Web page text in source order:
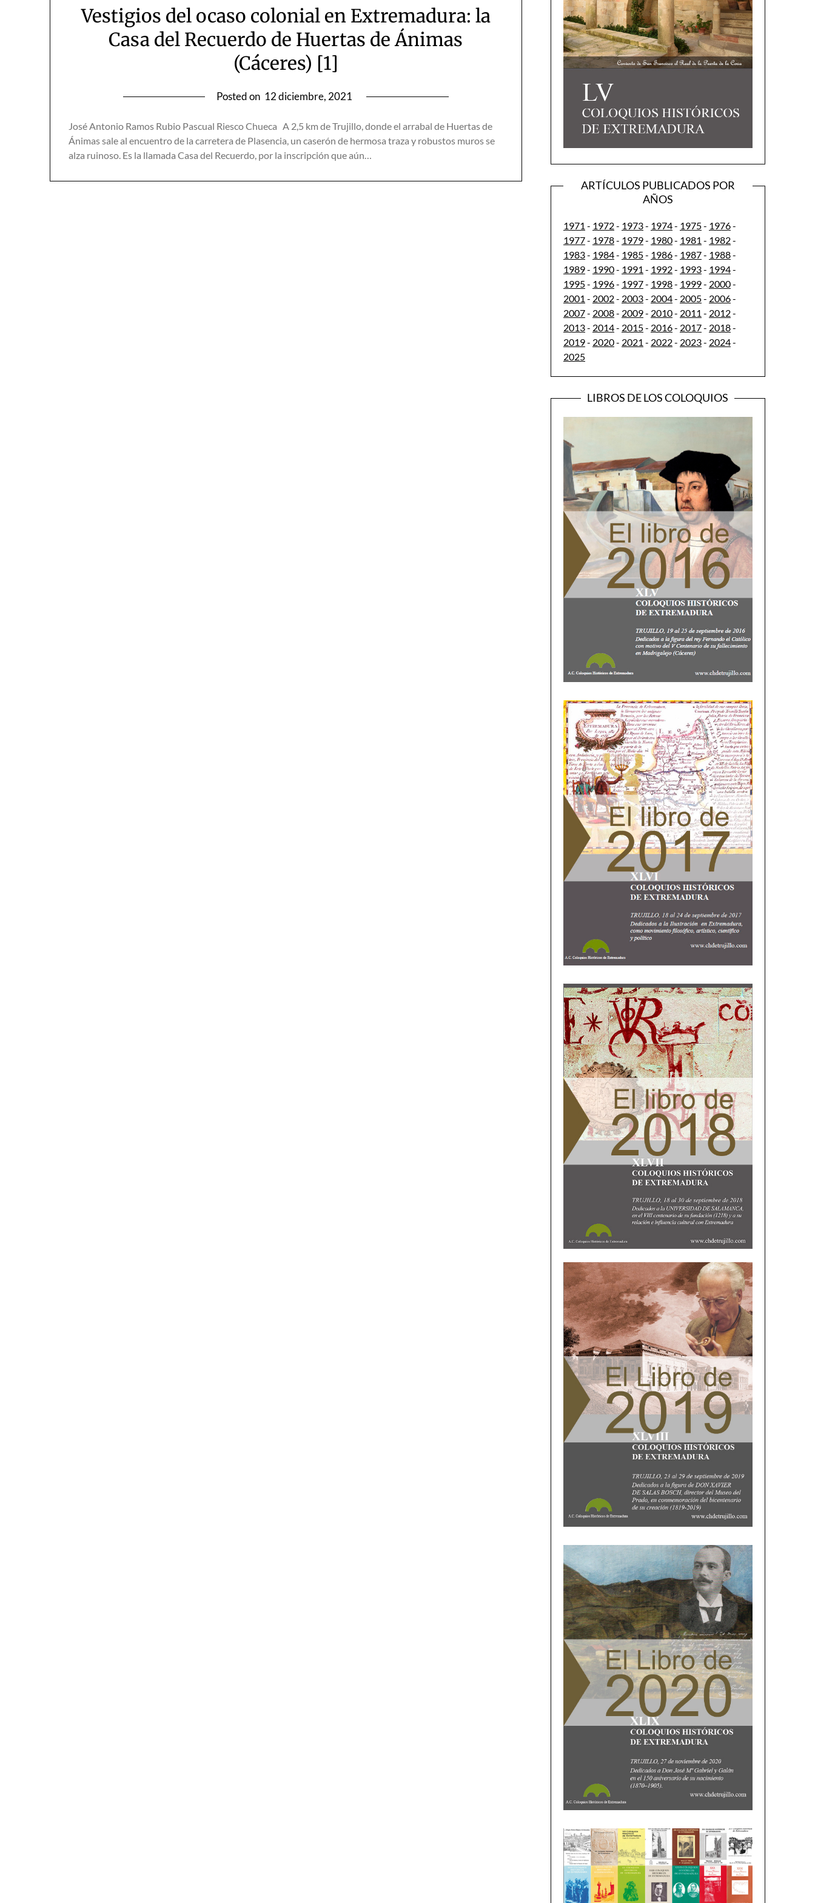
Vestigios del ocaso colonial en Extremadura: la
Casa del Recuerdo de Huertas de Ánimas
(Cáceres) [1]
Posted on 12 diciembre, 2021
José Antonio Ramos Rubio Pascual Riesco Chueca A 2,5 km de Trujillo, donde el arrabal de Huertas de
Ánimas sale al encuentro de la carretera de Plasencia, un caserón de hermosa traza y robustos muros se
alza ruinoso. Es la llamada Casa del Recuerdo, por la inscripción que aún…
ARTÍCULOS PUBLICADOS POR
AÑOS
1971 - 1972- 1973- 1974- 1975- 1976-
1977- 1978- 1979- 1980- 1981 - 1982-
1983- 1984- 1985- 1986- 1987- 1988-
1989- 1990- 1991 - 1992- 1993- 1994-
1995- 1996- 1997- 1998- 1999- 2000-
2001 - 2002- 2003- 2004- 2005- 2006-
2007- 2008- 2009- 2010- 2011 - 2012-
2013- 2014- 2015- 2016- 2017- 2018-
2019- 2020- 2021 - 2022- 2023- 2024-
2025
LIBROS DE LOS COLOQUIOS